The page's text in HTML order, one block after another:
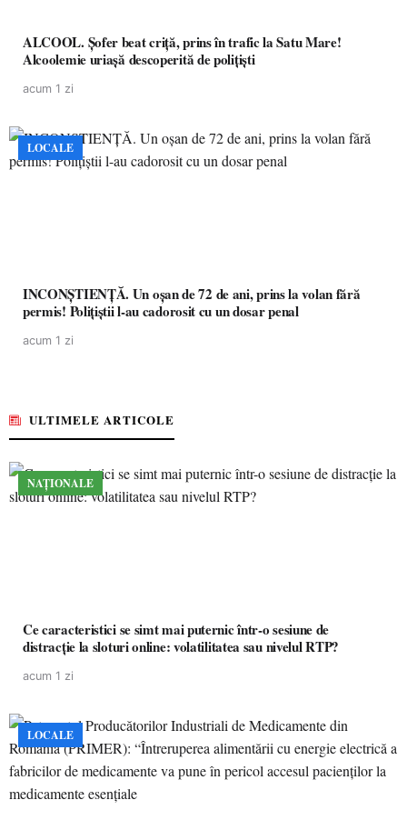
ALCOOL. Șofer beat criță, prins în trafic la Satu Mare!
Alcoolemie uriașă descoperită de polițiști
acum 1 zi
LOCALE
INCONȘTIENȚĂ. Un oșan de 72 de ani, prins la volan fără
permis! Polițiștii l-au cadorosit cu un dosar penal
acum 1 zi
ULTIMELE ARTICOLE
NAȚIONALE
Ce caracteristici se simt mai puternic într-o sesiune de
distracție la sloturi online: volatilitatea sau nivelul RTP?
acum 1 zi
LOCALE